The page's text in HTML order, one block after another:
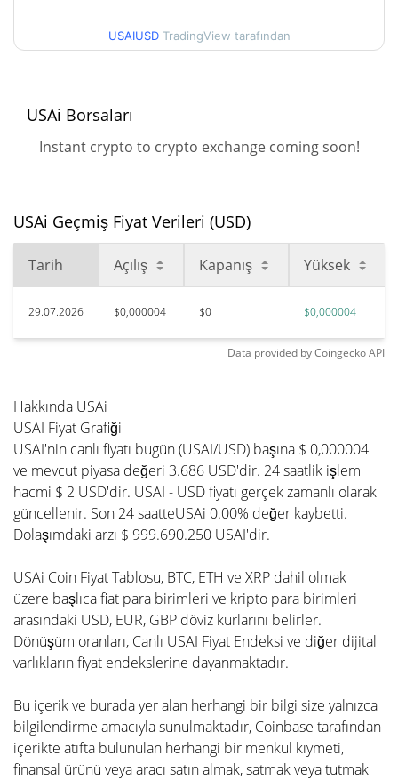
Tüm Zamanlar Düşük
$0,00000324
USAIUSD TradingView tarafından
USAi Borsaları
Instant crypto to crypto exchange coming soon!
USAi Geçmiş Fiyat Verileri (USD)
Tarih Açılış Kapanış Yüksek
29.07.2026 $0,000004 $0 $0,000004
Data provided byCoingeckoAPI
Hakkında USAi
USAI Fiyat Grafiği
USAI'nin canlı fiyatı bugün (USAI/USD) başına $ 0,000004
ve mevcut piyasa değeri 3.686 USD'dir. 24 saatlik işlem
hacmi $ 2 USD'dir. USAI - USD fiyatı gerçek zamanlı olarak
güncellenir. Son 24 saatteUSAi 0.00% değer kaybetti.
Dolaşımdaki arzı $ 999.690.250 USAI'dir.
USAi Coin Fiyat Tablosu, BTC, ETH ve XRP dahil olmak
üzere başlıca fiat para birimleri ve kripto para birimleri
arasındaki USD, EUR, GBP döviz kurlarını belirler.
Dönüşüm oranları, Canlı USAI Fiyat Endeksi ve diğer dijital
varlıkların fiyat endekslerine dayanmaktadır.
Bu içerik ve burada yer alan herhangi bir bilgi size yalnızca
bilgilendirme amacıyla sunulmaktadır, Coinbase tarafından
içerikte atıfta bulunulan herhangi bir menkul kıymeti,
finansal ürünü veya aracı satın almak, satmak veya tutmak